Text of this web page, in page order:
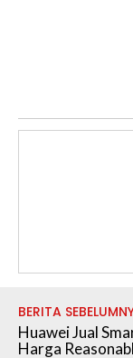
BERITA
Huawei Jual
Harga